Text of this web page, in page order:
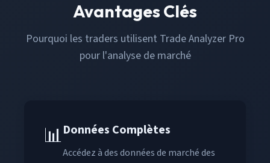
Avantages Clés
Pourquoi les traders utilisent Trade Analyzer Pro
pour l'analyse de marché
📊Données Complètes
Accédez à des données de marché des